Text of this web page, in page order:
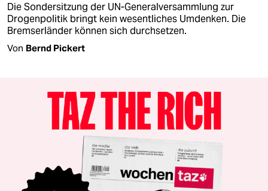
Die Sondersitzung der UN-Generalversammlung zur
Drogenpolitik bringt kein wesentliches Umdenken. Die
Bremserländer können sich durchsetzen.
Von Bernd Pickert